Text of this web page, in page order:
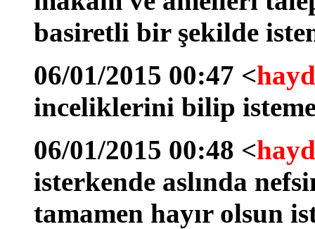
basiretli bir şekilde
06/01/2015 00:47 <
inceliklerini bilip
06/01/2015 00:48 <
isterkende aslında
tamamen hayır olsun